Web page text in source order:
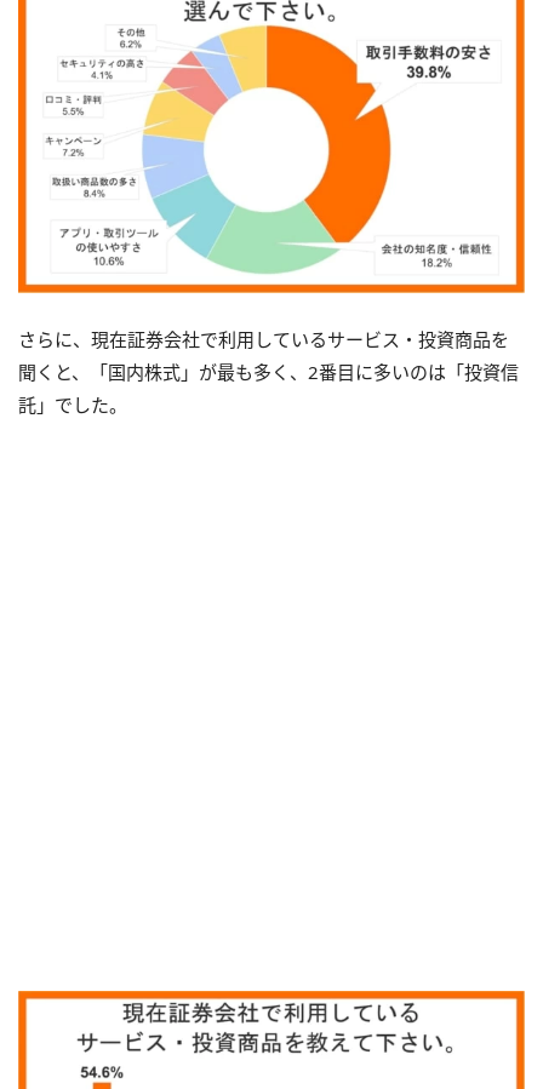
さらに、現在証券会社で利用しているサービス・投資商品を
聞くと、「国内株式」が最も多く、2番目に多いのは「投資信
託」でした。